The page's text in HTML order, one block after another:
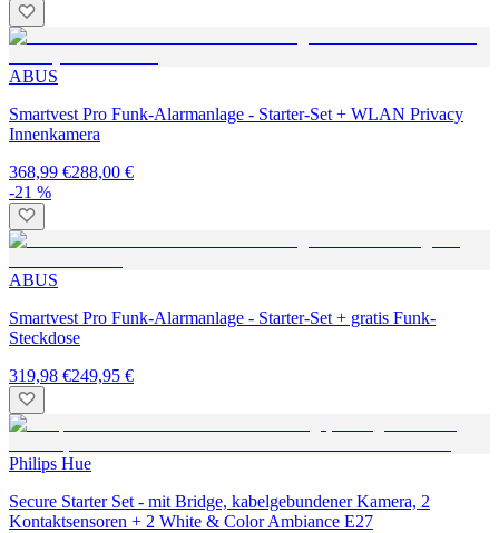
ABUS
Smartvest Pro Funk-Alarmanlage - Starter-Set + WLAN Privacy
Innenkamera
368,99 €288,00 €
-21 %
ABUS
Smartvest Pro Funk-Alarmanlage - Starter-Set + gratis Funk-
Steckdose
319,98 €249,95 €
Philips Hue
Secure Starter Set - mit Bridge, kabelgebundener Kamera, 2
Kontaktsensoren + 2 White & Color Ambiance E27